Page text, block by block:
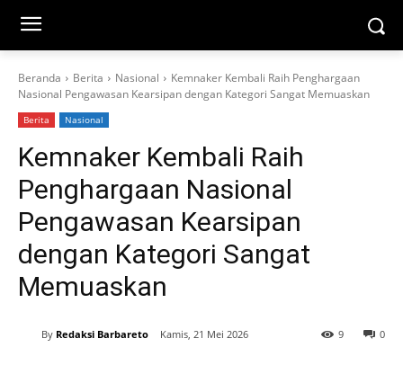
Beranda Berita Nasional
Kemnaker Kembali Raih Penghargaan
Nasional Pengawasan Kearsipan dengan Kategori Sangat Memuaskan
Berita Nasional
Kemnaker Kembali Raih
Penghargaan Nasional
Pengawasan Kearsipan
dengan Kategori Sangat
Memuaskan
By Redaksi Barbareto Kamis, 21 Mei 2026 0
9